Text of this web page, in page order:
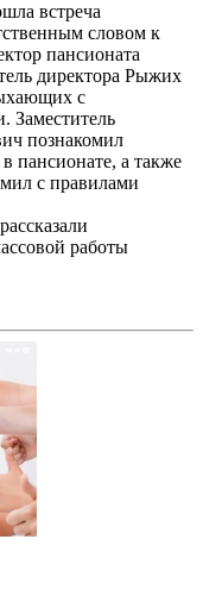
встреча
словом к
пансионата
директора Рыжих
с
Заместитель
познакомил
пансионате, а также
с правилами
работы